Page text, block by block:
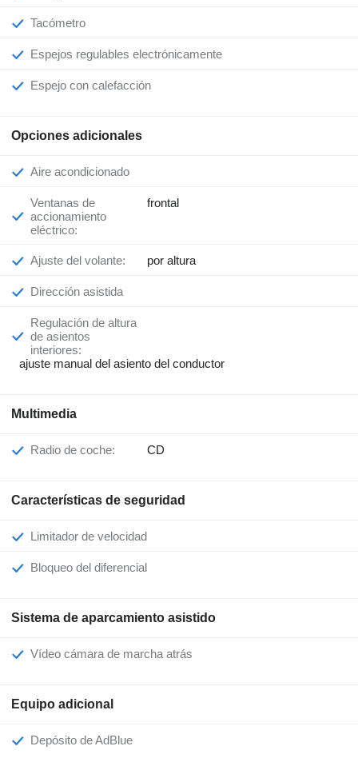
Tacómetro
Espejos regulables electrónicamente
Espejo con calefacción
Opciones adicionales
Aire acondicionado
Ventanas de
accionamiento
eléctrico:
frontal
Ajuste del volante: por altura
Dirección asistida
Regulación de altura
de asientos
interiores:
ajuste manual del asiento del conductor
Multimedia
Radio de coche: CD
Características de seguridad
Limitador de velocidad
Bloqueo del diferencial
Sistema de aparcamiento asistido
Vídeo cámara de marcha atrás
Equipo adicional
Depósito de AdBlue